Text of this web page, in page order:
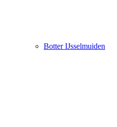
Botter IJsselmuiden